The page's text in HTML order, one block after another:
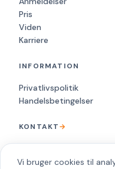
Pris
Viden
Karriere
INFORMATION
Privatlivspolitik
Handelsbetingelser
KONTAKT→
kundeservice@ad-
Vi bruger cookies til